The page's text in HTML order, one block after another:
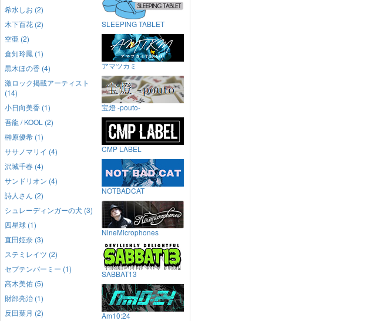
希水しお (2)
木下百花 (2)
空亜 (2)
倉知玲鳳 (1)
黒木ほの香 (4)
激ロック掲載アーティスト
(14)
小日向美香 (1)
吾龍 / KOOL (2)
榊原優希 (1)
ササノマリイ (4)
沢城千春 (4)
サンドリオン (4)
詩人さん (2)
シュレーディンガーの犬 (3)
四星球 (1)
直田姫奈 (3)
ステミレイツ (2)
セプテンバーミー (1)
高木美佑 (5)
財部亮治 (1)
反田葉月 (2)
SLEEPING TABLET
アマツカミ
宝燈 -pouto-
CMP LABEL
NOTBADCAT
NineMicrophones
SABBAT13
Am10:24